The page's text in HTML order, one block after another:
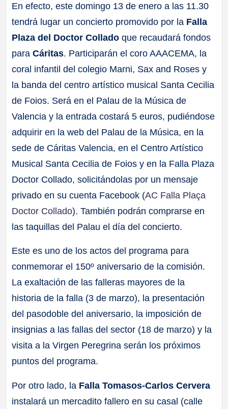
En efecto, este domingo 13 de enero a las 11.30
tendrá lugar un concierto promovido por la Falla
Plaza del Doctor Colladoque recaudará fondos
paraCáritas. Participarán el coro AAACEMA, la
coral infantil del colegio Marni, Sax and Roses y
la banda del centro artístico musical Santa Cecilia
de Foios. Será en el Palau de la Música de
Valencia y la entrada costará 5 euros, pudiéndose
adquirir en la web del Palau de la Música, en la
sede de Cáritas Valencia, en el Centro Artístico
Musical Santa Cecilia de Foios y en la Falla Plaza
Doctor Collado, solicitándolas por un mensaje
privado en su cuenta Facebook (AC Falla Plaça
Doctor Collado). También podrán comprarse en
las taquillas del Palau el día del concierto.
Este es uno de los actos del programa para
conmemorar el 150º aniversario de la comisión.
La exaltación de las falleras mayores de la
historia de la falla (3 de marzo), la presentación
del pasodoble del aniversario, la imposición de
insignias a las fallas del sector (18 de marzo) y la
visita a la Virgen Peregrina serán los próximos
puntos del programa.
Por otro lado, la Falla Tomasos-Carlos Cervera
instalará un mercadito fallero en su casal (calle